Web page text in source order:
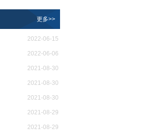
更多>>
2022-06-15
2022-06-06
2021-08-30
2021-08-30
2021-08-30
2021-08-29
2021-08-29